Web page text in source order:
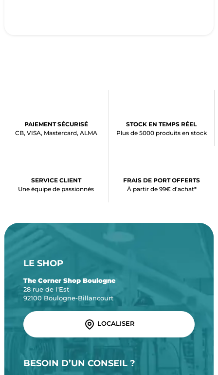
PAIEMENT SÉCURISÉ
CB, VISA, Mastercard, ALMA
STOCK EN TEMPS RÉEL
Plus de 5000 produits en stock
SERVICE CLIENT
Une équipe de passionnés
FRAIS DE PORT OFFERTS
À partir de 99€ d’achat*
LE SHOP
The Corner Shop Boulogne
28 rue de l'Est
92100 Boulogne-Billancourt
LOCALISER
BESOIN D’UN CONSEIL ?